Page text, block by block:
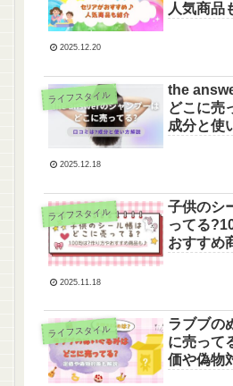
人気商品
2025.12.20
ライフスタイル
the
どこに売
成分と使
2025.12.18
ライフスタイル
子供のシ
ってる
おすすめ
2025.11.18
ライフスタイル
ラブブの
に売って
価や偽物